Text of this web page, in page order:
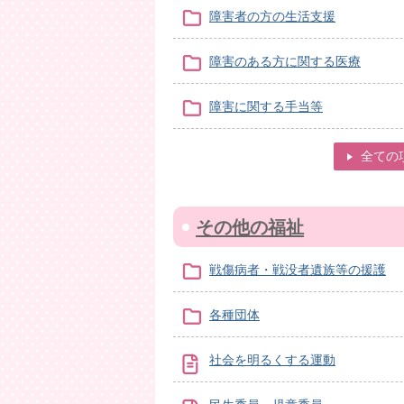
障害者の方の生活支援
障害のある方に関する医療
障害に関する手当等
全ての
その他の福祉
戦傷病者・戦没者遺族等の援護
各種団体
社会を明るくする運動